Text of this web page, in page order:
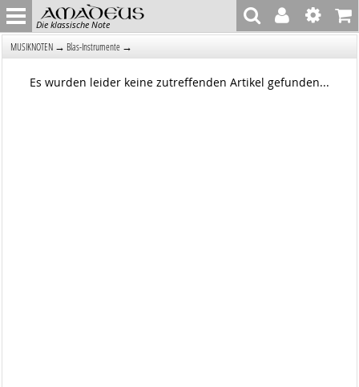
Die klassische Note
MUSIKNOTEN → Blas-Instrumente →
Es wurden leider keine zutreffenden Artikel gefunden...